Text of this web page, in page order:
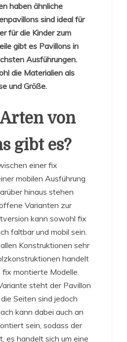
haben ähnliche
sind ideal für
für die Kinder zum
gibt es Pavillons in
Ausführungen.
die Materialien als
und Größe.
von
gibt es?
einer fix
mobilen Ausführung
hinaus stehen
Varianten zur
kann sowohl fix
faltbar und mobil sein.
Konstruktionen sehr
handelt
fix montierte Modelle.
steht der Pavillon
Seiten sind jedoch
kann dabei auch an
sein, sodass der
es handelt sich um eine